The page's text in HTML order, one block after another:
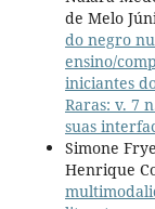
de Melo
do negro
ensino/
iniciantes
Raras: v. 7
suas
Simone
Henrique